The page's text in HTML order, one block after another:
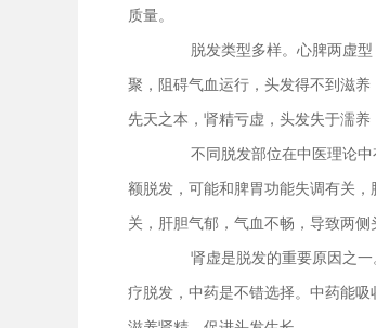
质量。
脱发类型多样。心脾两虚
聚，阻碍气血运行，头发得不到滋
先天之本，肾精亏虚，头发失于濡
不同脱发部位在中医理论
额脱发，可能和脾胃功能失调有关
关，肝胆气郁，气血不畅，导致两侧
肾虚是脱发的重要原因之
疗脱发，中药是不错选择。中药能